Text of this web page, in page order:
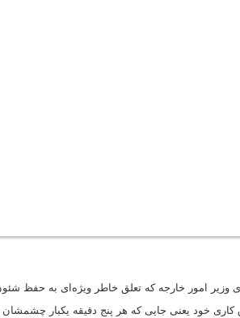
وزیر امور خارجه که تعلق خاطر ویژه‌ای به حفظ
کاری خود یعنی جایی که هر پنج دقیقه یکبار چشمشان